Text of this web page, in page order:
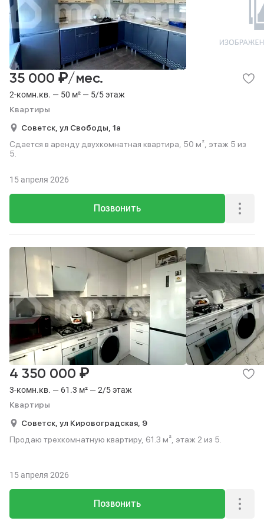
2-комн.кв. — 50 м² — 5/5 этаж
Квартиры
35 000 ₽/мес.
Советск, ул Свободы, 1а
Сдается в аренду двухкомнатная квартира, 50 м², этаж 5 из
5.
Позвонить
15 апреля 2026
3-комн.кв. — 61.3 м² — 2/5 этаж
Квартиры
4 350 000 ₽
Советск, ул Кировоградская, 9
Продаю трехкомнатную квартиру, 61.3 м², этаж 2 из 5.
Позвонить
15 апреля 2026